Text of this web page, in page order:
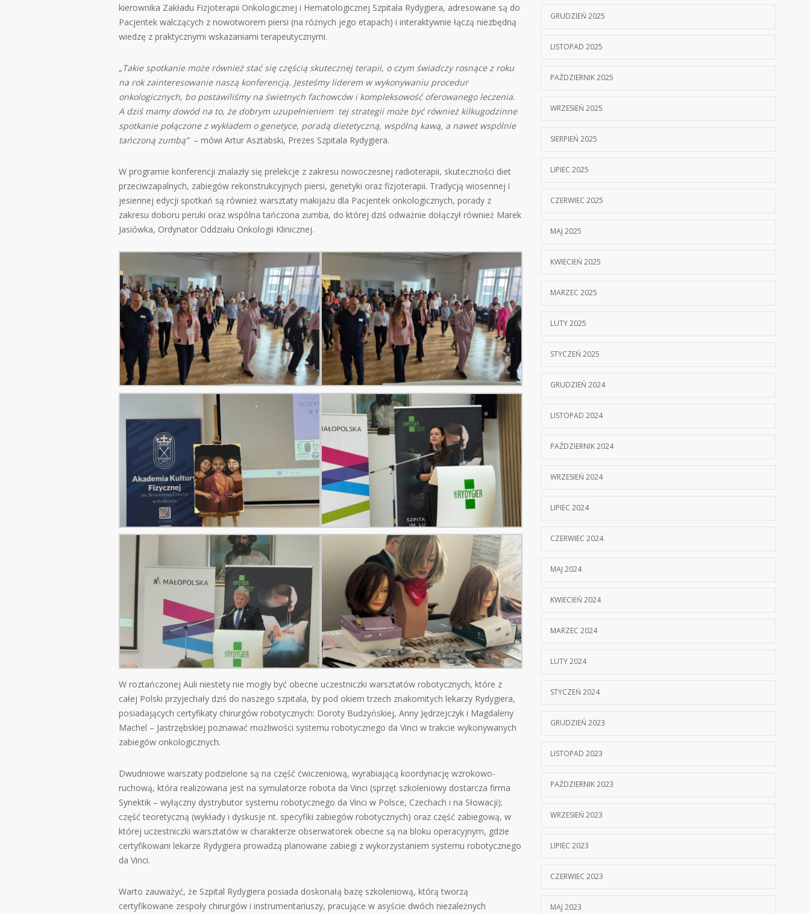
kierownika Zakładu Fizjoterapii Onkologicznej i Hematologicznej Szpitala Rydygiera, adresowane są do
Pacjentek walczących z nowotworem piersi (na różnych jego etapach) i interaktywnie łączą niezbędną
wiedzę z praktycznymi wskazaniami terapeutycznymi.
„Takie spotkanie może również stać się częścią skutecznej terapii, o czym świadczy rosnące z roku
na rok zainteresowanie naszą konferencją. Jesteśmy liderem w wykonywaniu procedur
onkologicznych, bo postawiliśmy na świetnych fachowców i kompleksowość oferowanego leczenia.
A dziś mamy dowód na to, że dobrym uzupełnieniem tej strategii może być również kilkugodzinne
spotkanie połączone z wykładem o genetyce, poradą dietetyczną, wspólną kawą, a nawet wspólnie
tańczoną zumbą”– mówi Artur Asztabski, Prezes Szpitala Rydygiera.
W programie konferencji znalazły się prelekcje z zakresu nowoczesnej radioterapii, skuteczności diet
przeciwzapalnych, zabiegów rekonstrukcyjnych piersi, genetyki oraz fizjoterapii. Tradycją wiosennej i
jesiennej edycji spotkań są również warsztaty makijażu dla Pacjentek onkologicznych, porady z
zakresu doboru peruki oraz wspólna tańczona zumba, do której dziś odważnie dołączył również Marek
Jasiówka, Ordynator Oddziału Onkologii Klinicznej.
W roztańczonej Auli niestety nie mogły być obecne uczestniczki warsztatów robotycznych, które z
całej Polski przyjechały dziś do naszego szpitala, by pod okiem trzech znakomitych lekarzy Rydygiera,
posiadających certyfikaty chirurgów robotycznych: Doroty Budzyńskiej, Anny Jędrzejczyk i Magdaleny
Machel – Jastrzębskiej poznawać możliwości systemu robotycznego da Vinci w trakcie wykonywanych
zabiegów onkologicznych.
Dwudniowe warszaty podzielone są na część ćwiczeniową, wyrabiającą koordynację wzrokowo-
ruchową, która realizowana jest na symulatorze robota da Vinci (sprzęt szkoleniowy dostarcza firma
Synektik – wyłączny dystrybutor systemu robotycznego da Vinci w Polsce, Czechach i na Słowacji);
część teoretyczną (wykłady i dyskusje nt. specyfiki zabiegów robotycznych) oraz część zabiegową, w
której uczestniczki warsztatów w charakterze obserwatorek obecne są na bloku operacyjnym, gdzie
certyfikowani lekarze Rydygiera prowadzą planowane zabiegi z wykorzystaniem systemu robotycznego
da Vinci.
Warto zauważyć, że Szpital Rydygiera posiada doskonałą bazę szkoleniową, którą tworzą
certyfikowane zespoły chirurgów i instrumentariuszy, pracujące w asyście dwóch niezależnych
GRUDZIEŃ 2025
LISTOPAD 2025
PAŹDZIERNIK 2025
WRZESIEŃ 2025
SIERPIEŃ 2025
LIPIEC 2025
CZERWIEC 2025
MAJ 2025
KWIECIEŃ 2025
MARZEC 2025
LUTY 2025
STYCZEŃ 2025
GRUDZIEŃ 2024
LISTOPAD 2024
PAŹDZIERNIK 2024
WRZESIEŃ 2024
LIPIEC 2024
CZERWIEC 2024
MAJ 2024
KWIECIEŃ 2024
MARZEC 2024
LUTY 2024
STYCZEŃ 2024
GRUDZIEŃ 2023
LISTOPAD 2023
PAŹDZIERNIK 2023
WRZESIEŃ 2023
LIPIEC 2023
CZERWIEC 2023
MAJ 2023